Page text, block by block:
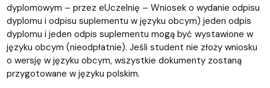
dyplomowym – przez eUczelnię – Wniosek o wydanie odpisu
dyplomu i odpisu suplementu w języku obcym) jeden odpis
dyplomu i jeden odpis suplementu mogą być wystawione w
języku obcym (nieodpłatnie). Jeśli student nie złoży wniosku
o wersję w języku obcym, wszystkie dokumenty zostaną
przygotowane w języku polskim.